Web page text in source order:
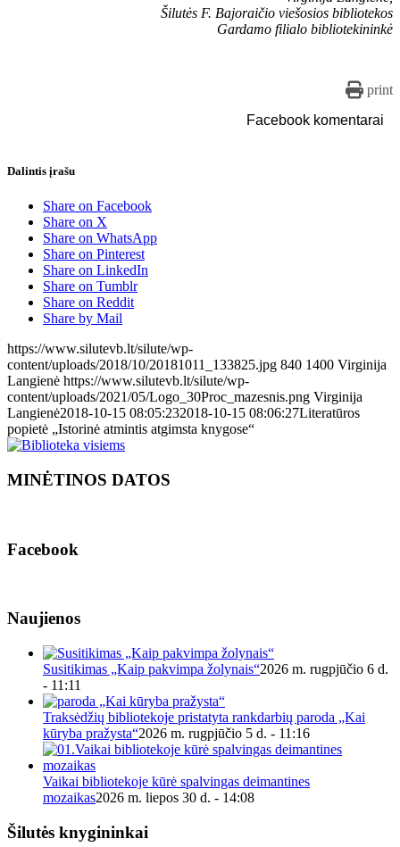
Šilutės F. Bajoraičio viešosios bibliotekos
Gardamo filialo bibliotekininkė
print
Facebook komentarai
Dalintis įrašu
Share on Facebook
Share on X
Share on WhatsApp
Share on Pinterest
Share on LinkedIn
Share on Tumblr
Share on Reddit
Share by Mail
https://www.silutevb.lt/silute/wp-
content/uploads/2018/10/20181011_133825.jpg 840 1400 Virginija
Langienė https://www.silutevb.lt/silute/wp-
content/uploads/2021/05/Logo_30Proc_mazesnis.png Virginija
Langienė2018-10-15 08:05:232018-10-15 08:06:27Literatūros
popietė „Istorinė atmintis atgimsta knygose“
MINĖTINOS DATOS
Facebook
Naujienos
Susitikimas „Kaip pakvimpa žolynais“2026 m. rugpjūčio 6 d.
- 11:11
Traksėdžių bibliotekoje pristatyta rankdarbių paroda „Kai
kūryba pražysta“2026 m. rugpjūčio 5 d. - 11:16
Vaikai bibliotekoje kūrė spalvingas deimantines
mozaikas2026 m. liepos 30 d. - 14:08
Šilutės knygininkai